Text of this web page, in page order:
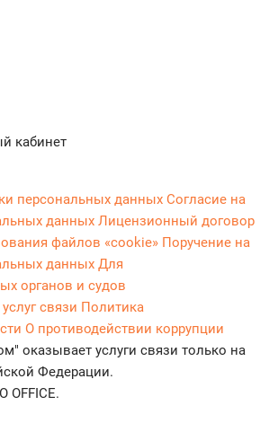
кабинет
персональных данных Согласие на
данных Лицензионный договор
файлов «cookie» Поручение на
данных Для
органов и судов
связи Политика
О противодействии коррупции
оказывает услуги связи только на
Федерации.
OFFICE.